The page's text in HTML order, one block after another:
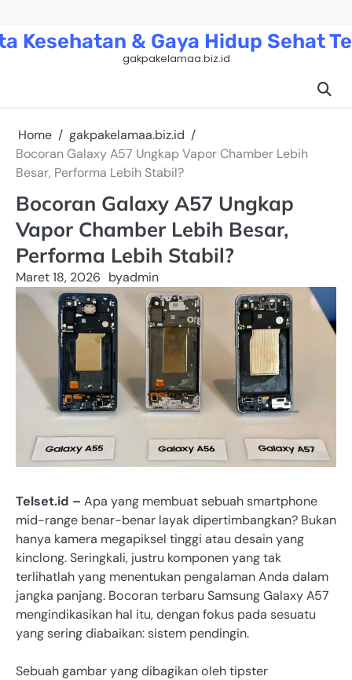
content
Kesehatan & Gaya Hidup Sehat
gakpakelamaa.biz.id
Home
gakpakelamaa.biz.id
Bocoran Galaxy A57 Ungkap Vapor Chamber Lebih
Besar, Performa Lebih Stabil?
Bocoran Galaxy A57 Ungkap
Vapor Chamber Lebih Besar,
Performa Lebih Stabil?
Maret 18, 2026 byadmin
Telset.id – Apa yang membuat sebuah smartphone
mid-range benar-benar layak dipertimbangkan? Bukan
hanya kamera megapiksel tinggi atau desain yang
kinclong. Seringkali, justru komponen yang tak
terlihatlah yang menentukan pengalaman Anda dalam
jangka panjang. Bocoran terbaru Samsung Galaxy A57
mengindikasikan hal itu, dengan fokus pada sesuatu
yang sering diabaikan: sistem pendingin.
Sebuah gambar yang dibagikan oleh tipster